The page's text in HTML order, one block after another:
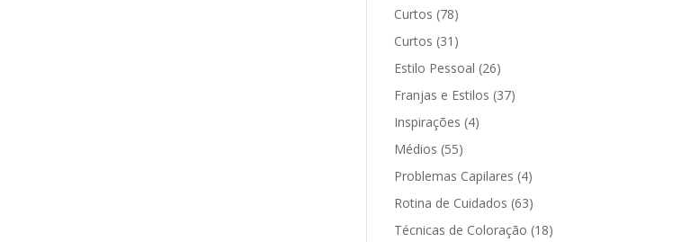
Curtos (78)
Curtos (31)
Estilo Pessoal (26)
Franjas e Estilos (37)
Inspirações (4)
Médios (55)
Problemas Capilares (4)
Rotina de Cuidados (63)
Técnicas de Coloração (18)